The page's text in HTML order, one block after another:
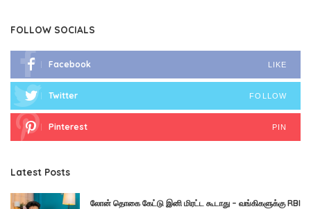
FOLLOW SOCIALS
Facebook LIKE
Twitter FOLLOW
Pinterest PIN
Latest Posts
லோன் தொகை கேட்டு இனி மிரட்ட கூடாது – வங்கிகளுக்கு RBI